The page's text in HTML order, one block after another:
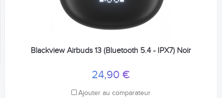
Blackview Airbuds 13 (Bluetooth 5.4 - IPX7) Noir
24,90 €
Ajouter au comparateur